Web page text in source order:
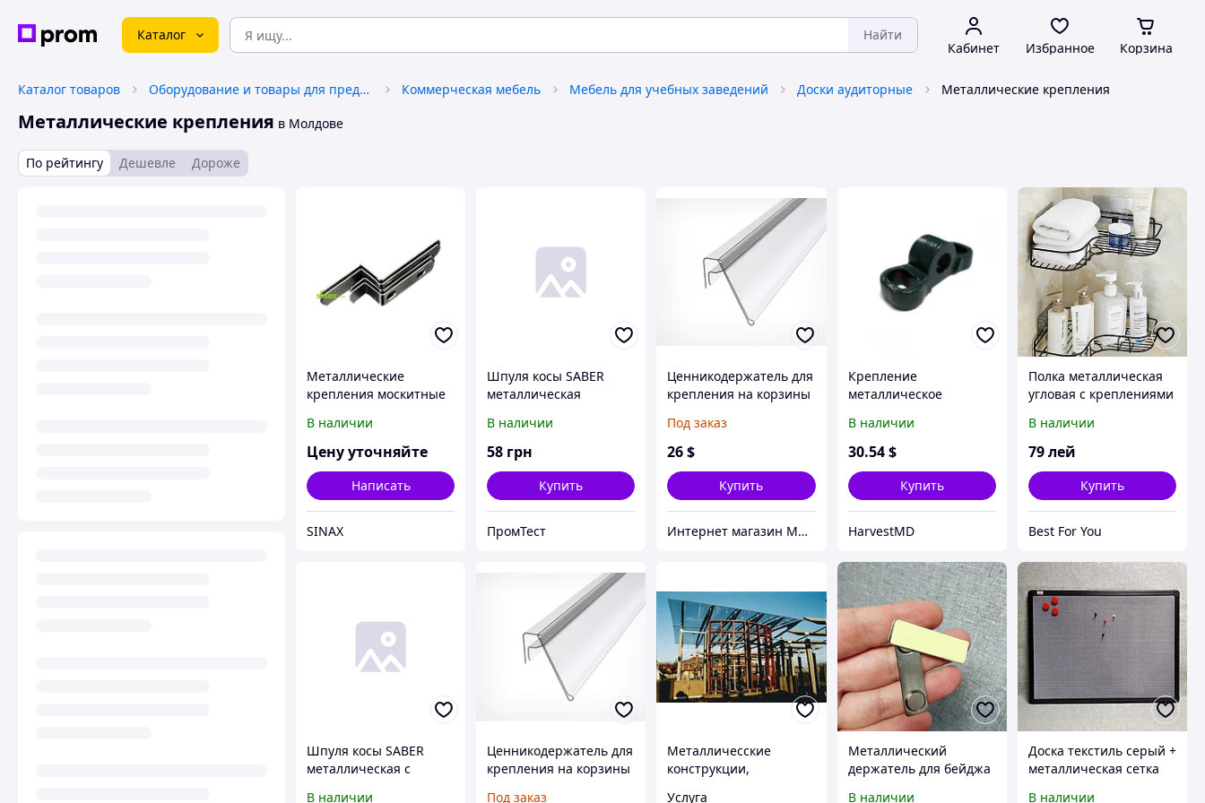
Каталог Найти
Кабинет Избранное Корзина
Каталог товаров Оборудование и товары для предоставления услуг Коммерческая мебель Мебель для учебных заведений Доски аудиторные Металлические крепления
Металлические крепления в Молдове
По рейтингу Дешевле Дороже
Металлические
крепления москитные
В наличии
Цену уточняйте
Написать
SINAX
Шпуля косы SABER
металлическая
крепление с намоткой.
В наличии
58 грн
Купить
ПромТест
Ценникодержатель для
крепления на корзины
прутьев
Под заказ
26$
Купить
Интернет магазин Мир стендов. Товары из Украины
Крепление
металлическое
(H86917), JD900
В наличии
30.54 $
Купить
HarvestMD
Полка металлическая
угловая с креплениями
В наличии
79лей
Купить
Best For You
Шпуля косы SABER
металлическая с
В наличии
Ценникодержатель для
крепления на корзины
Под заказ
Металличесские
конструкции,
Услуга
Металлический
держатель для бейджа
В наличии
Доска текстиль серый +
металлическая сетка
В наличии